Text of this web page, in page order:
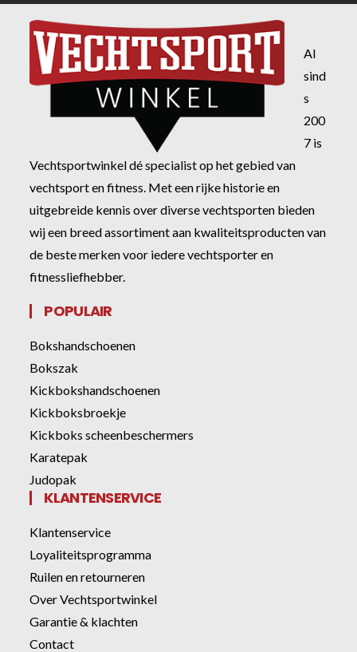
Al
sind
s
200
7 is
Vechtsportwinkel dé specialist op het gebied van
vechtsport en fitness. Met een rijke historie en
uitgebreide kennis over diverse vechtsporten bieden
wij een breed assortiment aan kwaliteitsproducten van
de beste merken voor iedere vechtsporter en
fitnessliefhebber.
POPULAIR
Bokshandschoenen
Bokszak
Kickbokshandschoenen
Kickboksbroekje
Kickboks scheenbeschermers
Karatepak
Judopak
KLANTENSERVICE
Klantenservice
Loyaliteitsprogramma
Ruilen en retourneren
Over Vechtsportwinkel
Garantie & klachten
Contact